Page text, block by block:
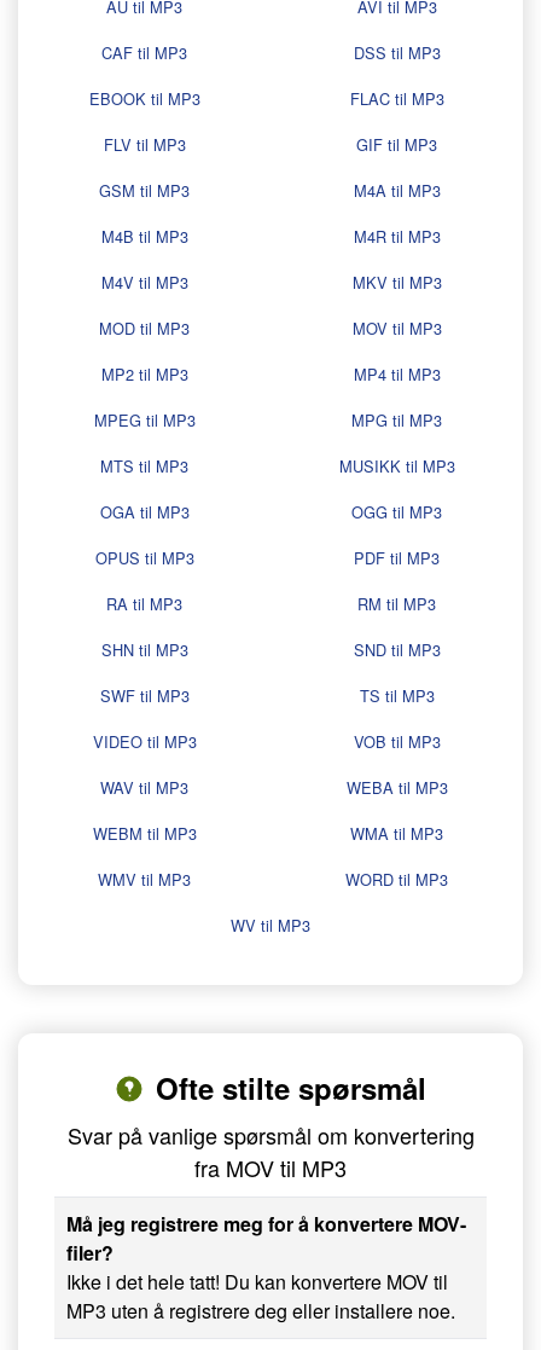
AU til MP3
AVI til MP3
CAF til MP3
DSS til MP3
EBOOK til MP3
FLAC til MP3
FLV til MP3
GIF til MP3
GSM til MP3
M4A til MP3
M4B til MP3
M4R til MP3
M4V til MP3
MKV til MP3
MOD til MP3
MOV til MP3
MP2 til MP3
MP4 til MP3
MPEG til MP3
MPG til MP3
MTS til MP3
MUSIKK til MP3
OGA til MP3
OGG til MP3
OPUS til MP3
PDF til MP3
RA til MP3
RM til MP3
SHN til MP3
SND til MP3
SWF til MP3
TS til MP3
VIDEO til MP3
VOB til MP3
WAV til MP3
WEBA til MP3
WEBM til MP3
WMA til MP3
WMV til MP3
WORD til MP3
WV til MP3
Ofte stilte spørsmål
Svar på vanlige spørsmål om konvertering
fra MOV til MP3
Må jeg registrere meg for å konvertere MOV-
filer?
Ikke i det hele tatt! Du kan konvertere MOV til
MP3 uten å registrere deg eller installere noe.